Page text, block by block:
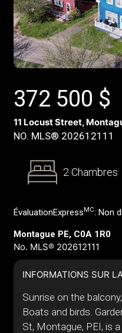
372 500 $
11 Locust Street,
NO. MLS® 202612111
2 Chambres
ÉvaluationExpress MC: Non
Montague PE, C0A 1R0
No. MLS® 202612111
INFORMATIONS SUR
Sunrise on the
Boats and birds.
St, Montague, PEI, is